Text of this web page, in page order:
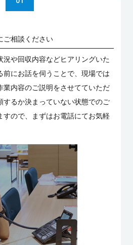
ご相談ください
況や回収内容などヒアリングいた
前にお話を伺うことで、現場では
業内容のご説明をさせてていただ
するか決まっていない状態でのご
すので、まずはお電話にてお気軽